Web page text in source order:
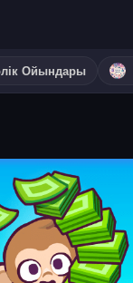
Ойындары